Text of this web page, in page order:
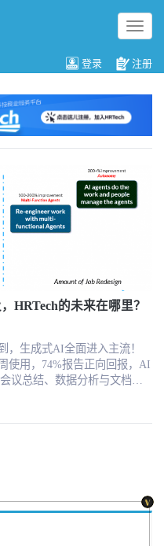
切
换
航
登录 注册
HRTech的未来在哪里？
，生成式AI全面进入主流！
使用，74%报告正向回报，AI
议总结、数据分析与文档撰
能智能体”。IBM Ask HR 与
。未来，AI Agent 将具备记
协作。AI不会取代工作，而
挥 AI 影响力，拥抱超级员
数百家公司，讨论他们的AI
，但有一点非常明确：AI作
的，其使用场景正在迅速增